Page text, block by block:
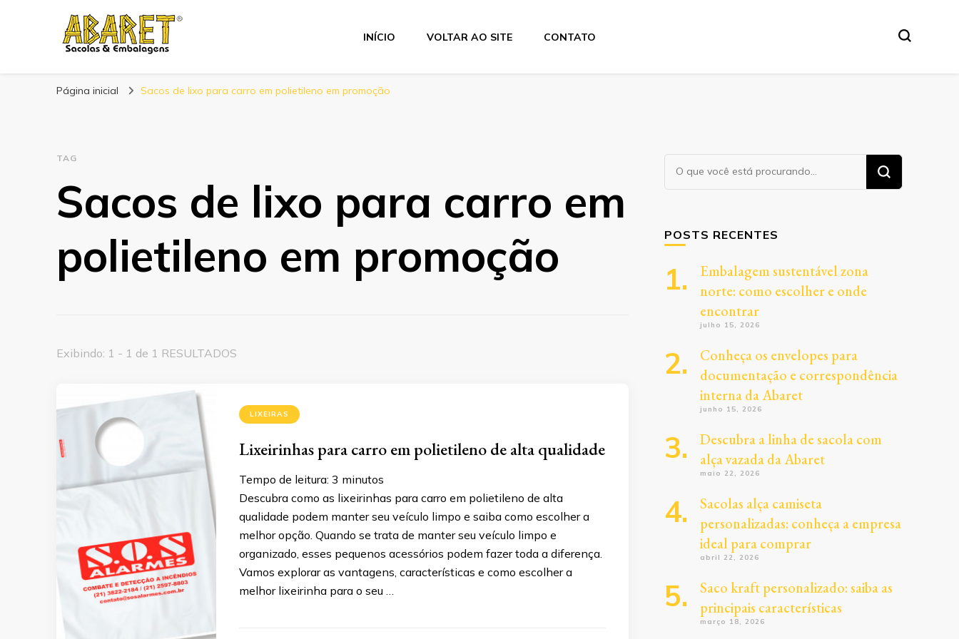
Abaret
INÍCIO VOLTAR AO SITE CONTATO
Página inicial Sacos de lixo para carro em polietileno em promoção
TAG
Sacos de lixo para carro em
polietileno em promoção
Exibindo: 1 - 1 de 1 RESULTADOS
LIXEIRAS
Lixeirinhas para carro em polietileno de alta qualidade
Tempo de leitura: 3 minutos
Descubra como as lixeirinhas para carro em polietileno de alta
qualidade podem manter seu veículo limpo e saiba como escolher a
melhor opção. Quando se trata de manter seu veículo limpo e
organizado, esses pequenos acessórios podem fazer toda a diferença.
Vamos explorar as vantagens, características e como escolher a
melhor lixeirinha para o seu …
Procurando
algo?
POSTS RECENTES
Embalagem sustentável zona
norte: como escolher e onde
encontrar
julho 15, 2026
Conheça os envelopes para
documentação e correspondência
interna da Abaret
junho 15, 2026
Descubra a linha de sacola com
alça vazada da Abaret
maio 22, 2026
Sacolas alça camiseta
personalizadas: conheça a empresa
ideal para comprar
abril 22, 2026
Saco kraft personalizado: saiba as
principais características
março 18, 2026